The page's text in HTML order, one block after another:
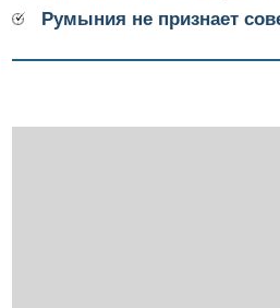
Румыния не признает